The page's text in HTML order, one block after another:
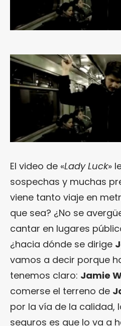
El video de «Lady Luck»
sospechas y muchas
viene tanto viaje en
que sea? ¿No se
cantar en lugares
¿hacia dónde se dirige
vamos a decir porque
tenemos claro: Jamie
comerse el terreno de
por la vía de la calidad,
seguros es que lo va a